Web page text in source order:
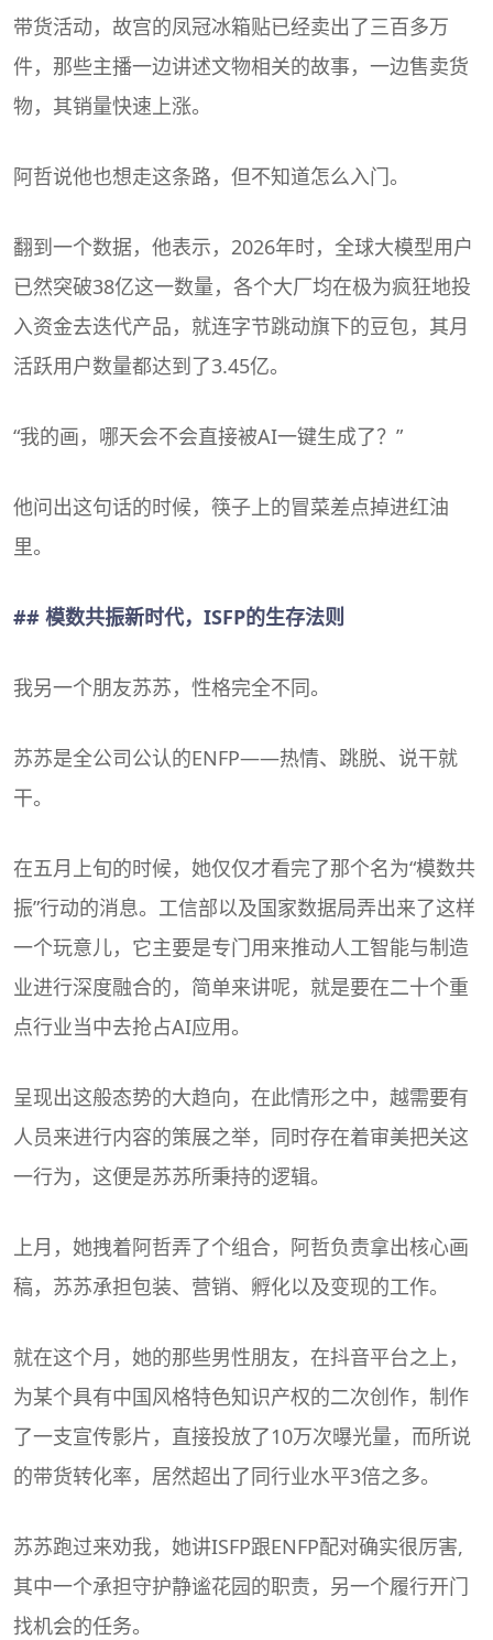
带货活动，故宫的凤冠冰箱贴已经卖出了三百多万
件，那些主播一边讲述文物相关的故事，一边售卖货
物，其销量快速上涨。
阿哲说他也想走这条路，但不知道怎么入门。
翻到一个数据，他表示，2026年时，全球大模型用户
已然突破38亿这一数量，各个大厂均在极为疯狂地投
入资金去迭代产品，就连字节跳动旗下的豆包，其月
活跃用户数量都达到了3.45亿。
“我的画，哪天会不会直接被AI一键生成了？”
他问出这句话的时候，筷子上的冒菜差点掉进红油
里。
## 模数共振新时代，ISFP的生存法则
我另一个朋友苏苏，性格完全不同。
苏苏是全公司公认的ENFP——热情、跳脱、说干就
干。
在五月上旬的时候，她仅仅才看完了那个名为“模数共
振”行动的消息。工信部以及国家数据局弄出来了这样
一个玩意儿，它主要是专门用来推动人工智能与制造
业进行深度融合的，简单来讲呢，就是要在二十个重
点行业当中去抢占AI应用。
呈现出这般态势的大趋向，在此情形之中，越需要有
人员来进行内容的策展之举，同时存在着审美把关这
一行为，这便是苏苏所秉持的逻辑。
上月，她拽着阿哲弄了个组合，阿哲负责拿出核心画
稿，苏苏承担包装、营销、孵化以及变现的工作。
就在这个月，她的那些男性朋友，在抖音平台之上，
为某个具有中国风格特色知识产权的二次创作，制作
了一支宣传影片，直接投放了10万次曝光量，而所说
的带货转化率，居然超出了同行业水平3倍之多。
苏苏跑过来劝我，她讲ISFP跟ENFP配对确实很厉害,
其中一个承担守护静谧花园的职责，另一个履行开门
找机会的任务。